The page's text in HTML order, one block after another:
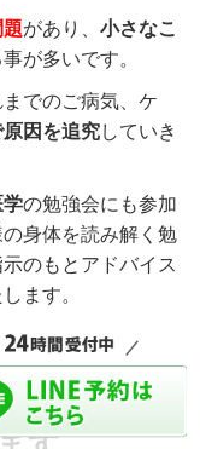
があり、小さなこ
が多いです。
でのご病気、ケ
因を追究していき
学の勉強会にも参加
身体を読み解く勉
のもとアドバイス
ます。
施術・サ